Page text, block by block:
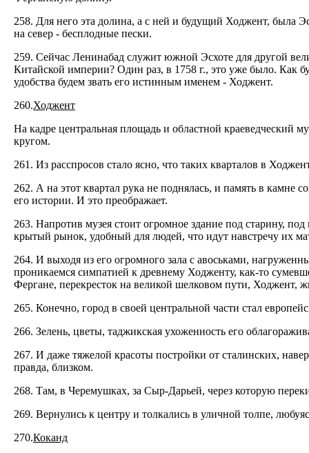
258. Для него эта долина, а с ней и будущий Ходжент, была
на север - бесплодные пески.
259. Сейчас Ленинабад служит южной Эсхоте для другой
Китайской империи? Один раз, в 1758 г., это уже было. Как
удобства будем звать его истинным именем - Ходжент.
260.Ходжент
На кадре центральная площадь и областной краеведческий
кругом.
261. Из расспросов стало ясно, что таких кварталов в
262. А на этот квартал рука не поднялась, и память в камне
его истории. И это преображает.
263. Напротив музея стоит огромное здание под старину,
крытый рынок, удобный для людей, что идут навстречу их
264. И выходя из его огромного зала с авоськами,
проникаемся симпатией к древнему Ходженту, как-то
Фергане, перекресток на великой шелковом пути, Ходжент,
265. Конечно, город в своей центральной части стал
266. Зелень, цветы, таджикская ухоженность его
267. И даже тяжелой красоты постройки от сталинских,
правда, близком.
268. Там, в Черемушках, за Сыр-Дарьей, через которую
269. Вернулись к центру и толкались в уличной толпе,
270.Коканд